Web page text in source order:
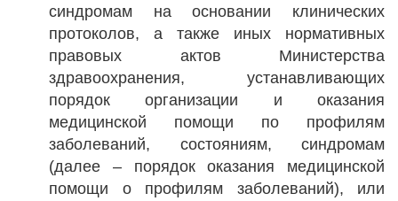
синдромам на основании клинических
протоколов, а также иных нормативных
правовых актов Министерства
здравоохранения, устанавливающих
порядок организации и оказания
медицинской помощи по профилям
заболеваний, состояниям, синдромам
(далее – порядок оказания медицинской
помощи о профилям заболеваний), или